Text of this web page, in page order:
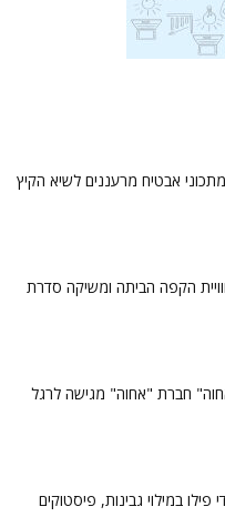
אבטיח מרעננים לשיא הקיץ
הקפה הביתה ומשיקה סדרת
חברת "אחוה" מגישה לרגל
פילו במילוי גבינות, פיסטוקים